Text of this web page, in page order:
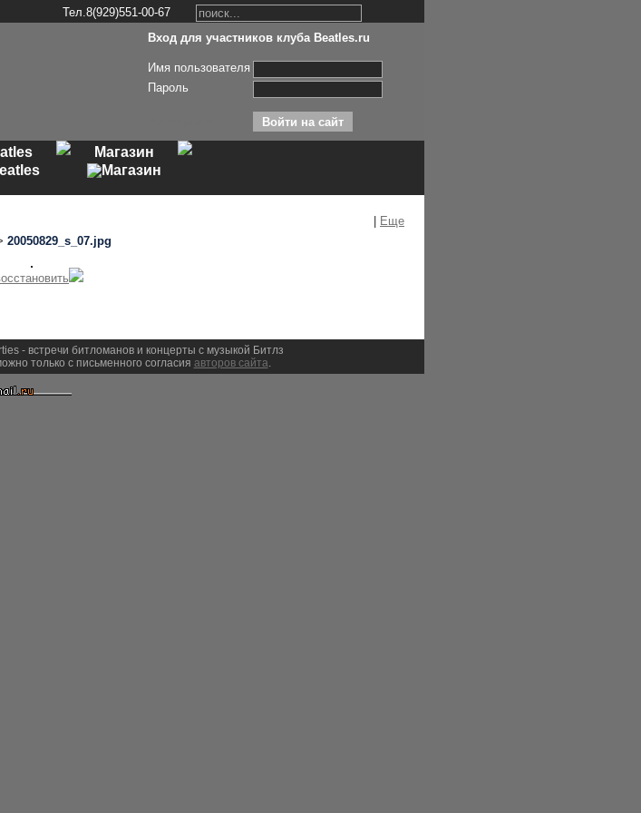
Тел.8(929)551-00-67
Вход для участников клуба Beatles.ru
Имя пользователя
Пароль
Магазин
Еще
20050829_s_07.jpg
- встречи битломанов и концерты с музыкой Битлз
только с письменного согласия авторов сайта.